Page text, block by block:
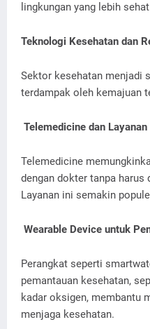
lingkungan yang lebih
Teknologi Kesehatan dan
Sektor kesehatan menjadi
terdampak oleh kemajuan
Telemedicine dan
Telemedicine
dengan dokter tanpa harus
Layanan ini semakin
Wearable Device untuk
Perangkat seperti
pemantauan kesehatan,
kadar oksigen, membantu
menjaga kesehatan.